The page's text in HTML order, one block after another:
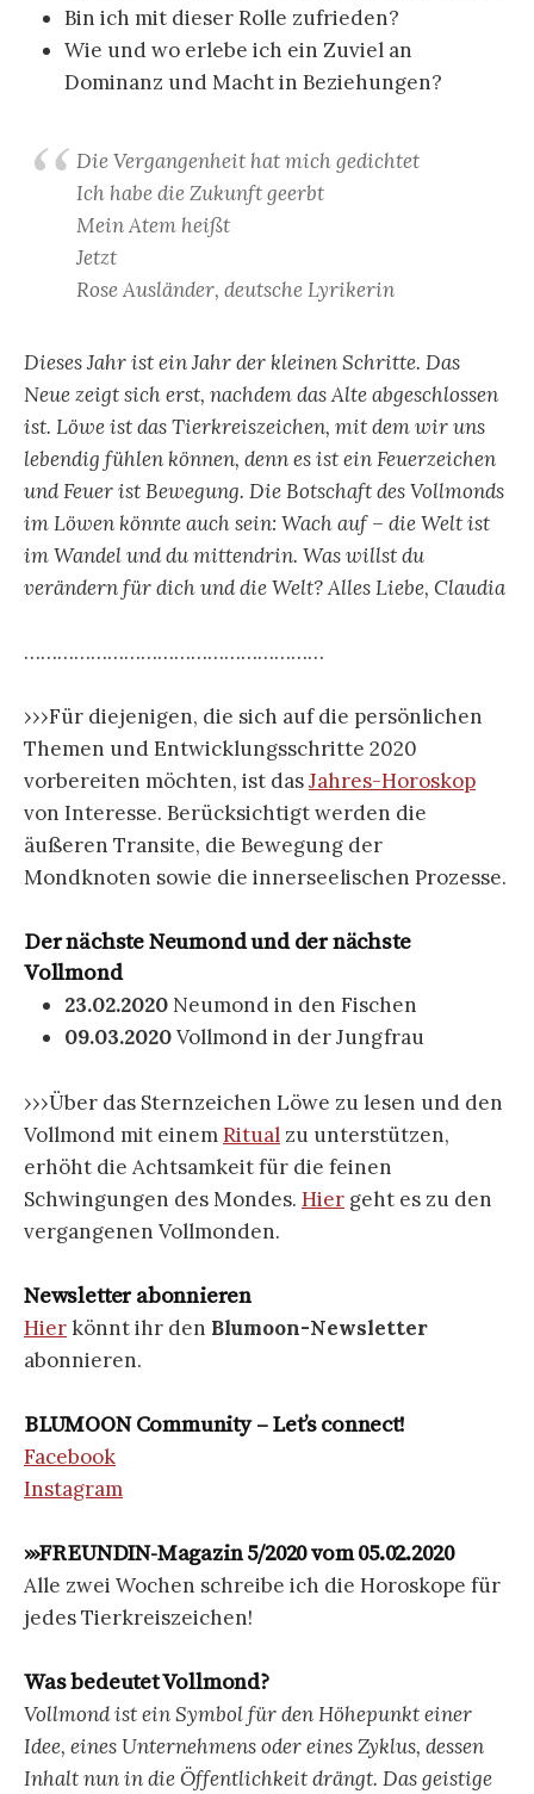
Bin ich mit dieser Rolle zufrieden?
Wie und wo erlebe ich ein Zuviel an
Dominanz und Macht in Beziehungen?
Die Vergangenheit hat mich gedichtet
Ich habe die Zukunft geerbt
Mein Atem heißt
Jetzt
Rose Ausländer, deutsche Lyrikerin
Dieses Jahr ist ein Jahr der kleinen Schritte. Das
Neue zeigt sich erst, nachdem das Alte abgeschlossen
ist. Löwe ist das Tierkreiszeichen, mit dem wir uns
lebendig fühlen können, denn es ist ein Feuerzeichen
und Feuer ist Bewegung. Die Botschaft des Vollmonds
im Löwen könnte auch sein: Wach auf – die Welt ist
im Wandel und du mittendrin. Was willst du
verändern für dich und die Welt? Alles Liebe, Claudia
………………………………………………
›››Für diejenigen, die sich auf die persönlichen
Themen und Entwicklungs­schritte 2020
vorbereiten möchten, ist dasJahres-Horoskop
von Interesse. Berücksichtigt werden die
äußeren Transite, die Bewegung der
Mondknoten sowie die innerseelischen Prozesse.
Der nächste Neumond und der nächste
Vollmond
23.02.2020 Neumond in den Fischen
09.03.2020Vollmond in der Jungfrau
›››Über das Sternzeichen Löwe zu lesen und den
Vollmond mit einemRitual zu unterstützen,
erhöht die Achtsamkeit für die feinen
Schwingungen des Mondes. Hier geht es zu den
vergangenen Vollmonden.
Newsletter abonnieren
Hierkönnt ihr den Blumoon-Newsletter
abonnieren.
BLUMOON Community – Let’s connect!
Facebook
Instagram
›››FREUNDIN-Magazin 5/2020 vom 05.02.2020
Alle zwei Wochen schreibe ich die Horoskope für
jedes Tierkreiszeichen!
Was bedeutet Vollmond?
Vollmond ist ein Symbol für den Höhepunkt einer
Idee, eines Unternehmens oder eines Zyklus, dessen
Inhalt nun in die Öffentlichkeit drängt. Das geistige